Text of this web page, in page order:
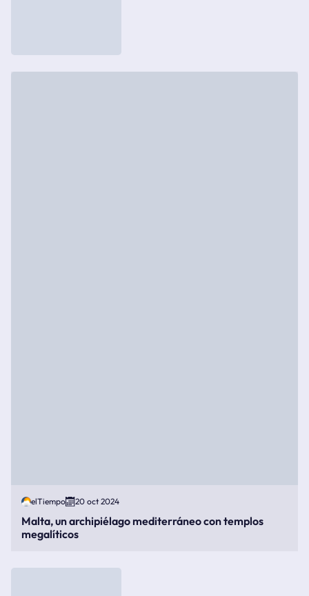
elTiempo 20 oct 2024
Malta, un archipiélago mediterráneo con templos
megalíticos